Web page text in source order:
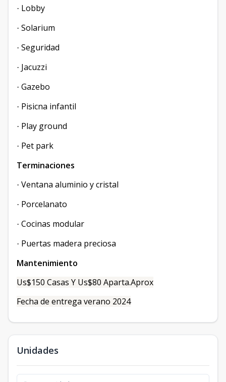
· Lobby
· Solarium
· Seguridad
· Jacuzzi
· Gazebo
· Pisicna infantil
· Play ground
· Pet park
Terminaciones
· Ventana aluminio y cristal
· Porcelanato
· Cocinas modular
· Puertas madera preciosa
Mantenimiento
Us$150 Casas Y Us$80 Aparta.Aprox
Fecha de entrega verano 2024
Unidades